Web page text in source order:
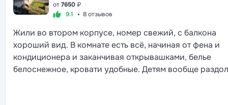
от7650₽
9.1
8 отзывов
Жили во втором корпусе, номер свежий, с балкона
хороший вид. В комнате есть всё, начиная от фена и
кондиционера и заканчивая открывашками, белье
белоснежное, кровати удобные. Детям вообще